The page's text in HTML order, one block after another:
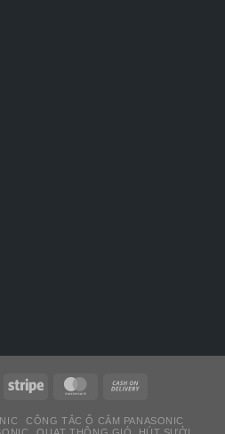
CÔNG TẮC Ổ CẮM PANASONIC